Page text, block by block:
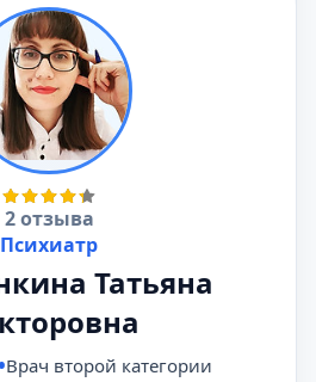
2 отзыва
Психиатр
Татьяна
Врач второй категории